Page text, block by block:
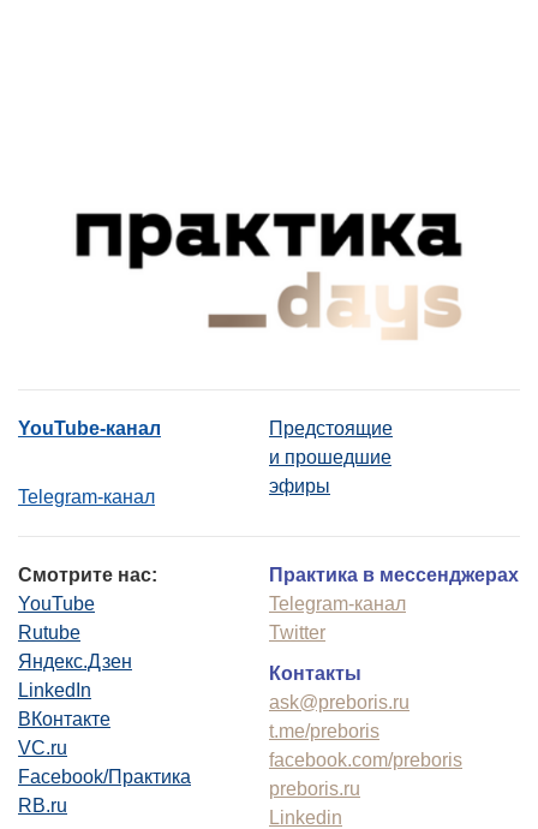
YouTube-канал
Telegram-канал
Предстоящие
и прошедшие
эфиры
Смотрите нас:
YouTube
Rutube
Яндекс.Дзен
LinkedIn
ВКонтакте
VC.ru
Facebook/Практика
RB.ru
Практика в мессенджерах
Telegram-канал
Twitter
Контакты
ask@preboris.ru
t.me/preboris
facebook.com/preboris
preboris.ru
Linkedin